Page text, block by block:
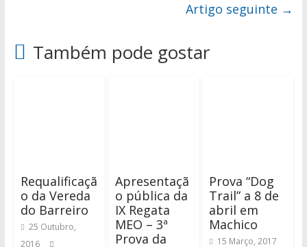
Artigo seguinte →
Também pode gostar
Requalificaçã
o da Vereda
do Barreiro
25 Outubro,
2016
Apresentaçã
o pública da
IX Regata
MEO – 3ª
Prova da
Prova “Dog
Trail” a 8 de
abril em
Machico
15 Março, 2017